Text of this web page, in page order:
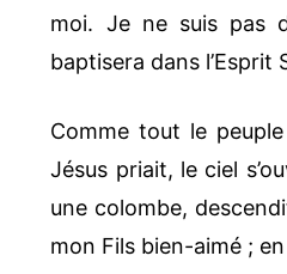
moi. Je ne suis pas
baptisera dans l’Esprit
Comme tout le
Jésus priait, le ciel
une colombe,
mon Fils bien-aimé ;